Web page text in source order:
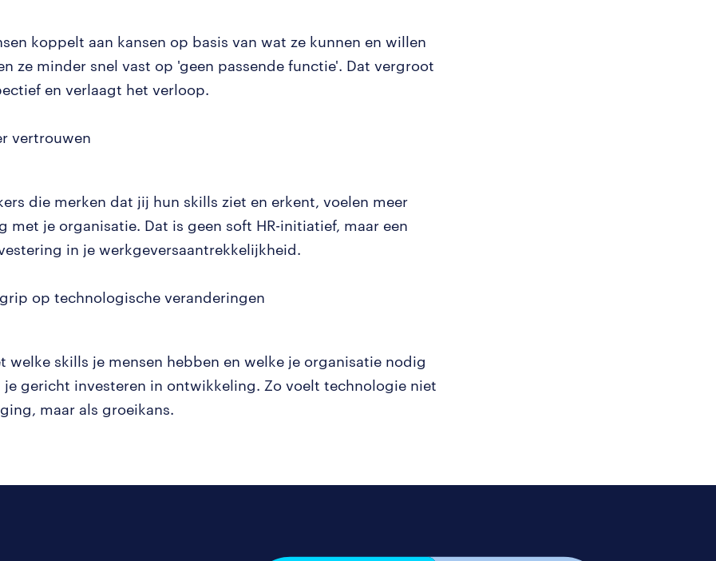
koppelt aan kansen op basis van wat ze kunnen en willen
ze minder snel vast op 'geen passende functie'. Dat vergroot
en verlaagt het verloop.
vertrouwen
die merken dat jij hun skills ziet en erkent, voelen meer
met je organisatie. Dat is geen soft HR-initiatief, maar een
in je werkgeversaantrekkelijkheid.
op technologische veranderingen
welke skills je mensen hebben en welke je organisatie nodig
je gericht investeren in ontwikkeling. Zo voelt technologie niet
maar als groeikans.